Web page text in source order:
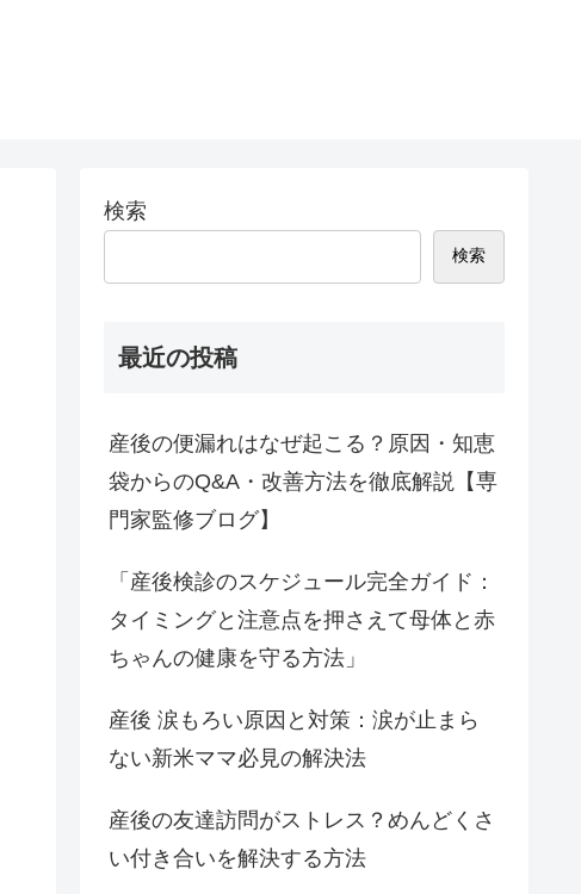
検索
検索
最近の投稿
産後の便漏れはなぜ起こる？原因・知恵
袋からのQ&A・改善方法を徹底解説【専
門家監修ブログ】
「産後検診のスケジュール完全ガイド：
タイミングと注意点を押さえて母体と赤
ちゃんの健康を守る方法」
産後 涙もろい原因と対策：涙が止まら
ない新米ママ必見の解決法
産後の友達訪問がストレス？めんどくさ
い付き合いを解決する方法